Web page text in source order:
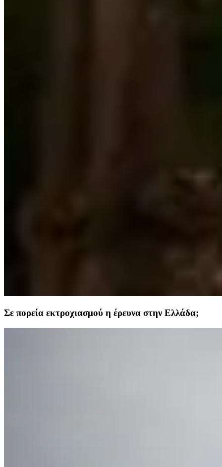
Σε πορεία εκτροχιασμού η έρευνα στην Ελλάδα;